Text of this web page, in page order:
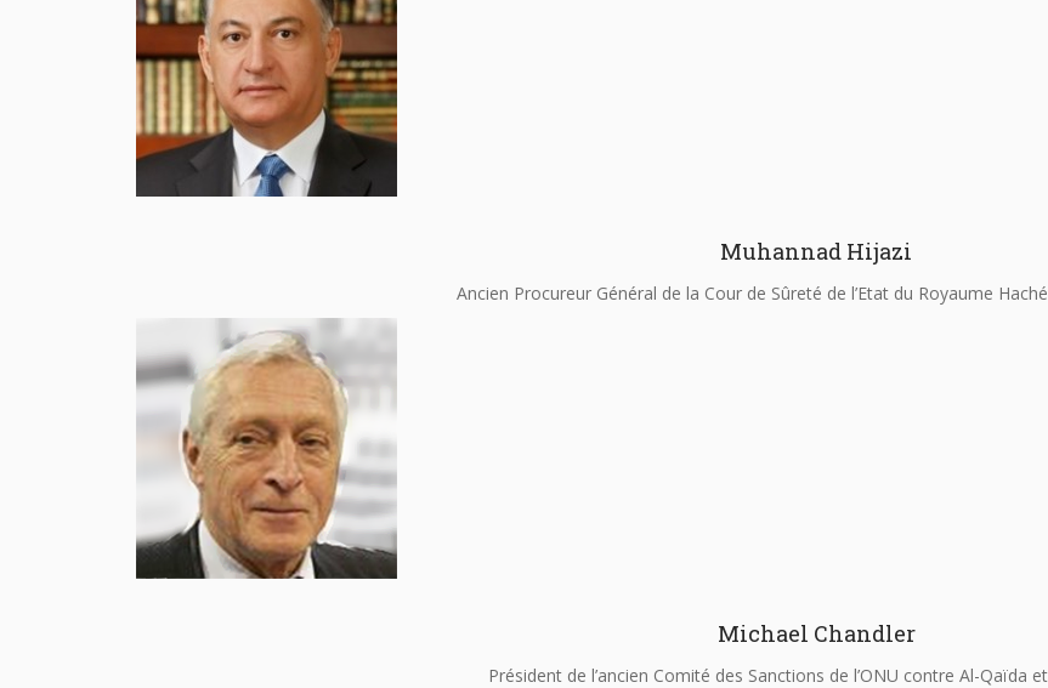
Muhannad Hijazi
Ancien Procureur Général de la Cour de Sûreté de l’Etat du Royaume
Michael Chandler
Président de l’ancien Comité des Sanctions de l’ONU contre Al-Qaïda